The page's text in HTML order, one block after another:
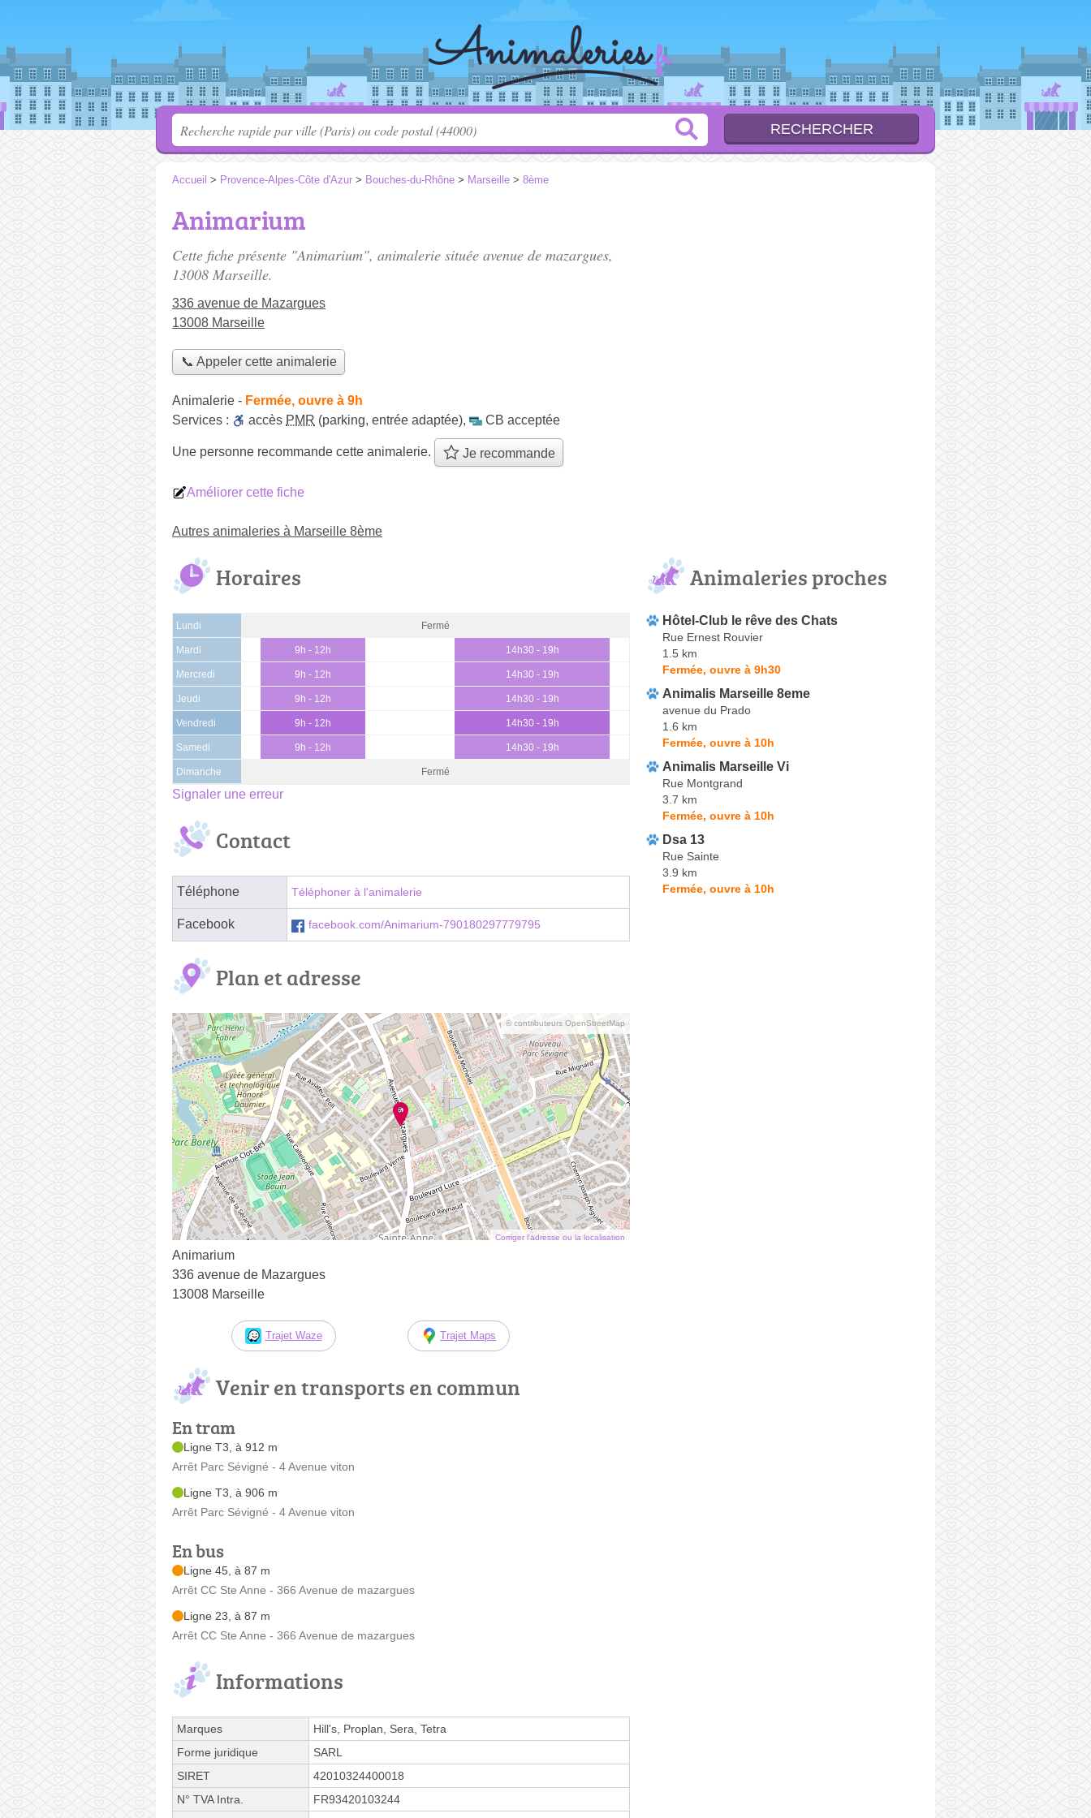
Accueil > Provence-Alpes-Côte d'Azur > Bouches-du-Rhône > Marseille > 8ème
Animarium
Cette fiche présente "Animarium", animalerie située avenue de mazargues,
13008 Marseille.
336 avenue de Mazargues
13008 Marseille
📞 Appeler cette animalerie
Animalerie - Fermée, ouvre à 9h
Services :
accès PMR (parking, entrée adaptée), CB acceptée
Une personne recommande cette animalerie. Je recommande
Améliorer cette fiche
Autres animaleries à Marseille 8ème
Horaires
Lundi Fermé
Mardi 9h - 12h 14h30 - 19h
Mercredi 9h - 12h 14h30 - 19h
Jeudi 9h - 12h 14h30 - 19h
Vendredi 9h - 12h 14h30 - 19h
Samedi 9h - 12h 14h30 - 19h
Dimanche Fermé
Signaler une erreur
Contact
Téléphone Téléphoner à l'animalerie
Facebook facebook.com/Animarium-790180297779795
Plan et adresse
© contributeurs OpenStreetMap
Corriger l’adresse ou la localisation
Animarium
336 avenue de Mazargues
13008 Marseille
Trajet Waze Trajet Maps
Venir en transports en commun
En tram
Ligne T3, à 912 m
Arrêt Parc Sévigné - 4 Avenue viton
Ligne T3, à 906 m
Arrêt Parc Sévigné - 4 Avenue viton
En bus
Ligne 45, à 87 m
Arrêt CC Ste Anne - 366 Avenue de mazargues
Ligne 23, à 87 m
Arrêt CC Ste Anne - 366 Avenue de mazargues
Informations
Marques
Hill's, Proplan, Sera, Tetra
Forme juridique
SARL
SIRET
42010324400018
N° TVA Intra.
FR93420103244
Animaleries proches
Hôtel-Club le rêve des Chats
Rue Ernest Rouvier
1.5 km
Fermée, ouvre à 9h30
Animalis Marseille 8eme
avenue du Prado
1.6 km
Fermée, ouvre à 10h
Animalis Marseille Vi
Rue Montgrand
3.7 km
Fermée, ouvre à 10h
Dsa 13
Rue Sainte
3.9 km
Fermée, ouvre à 10h